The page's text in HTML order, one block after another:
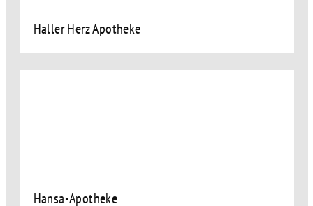
Haller Herz Apotheke
Hansa-Apotheke